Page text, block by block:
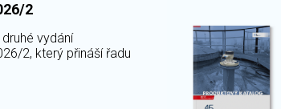
2
vydání
2, který přináší řadu